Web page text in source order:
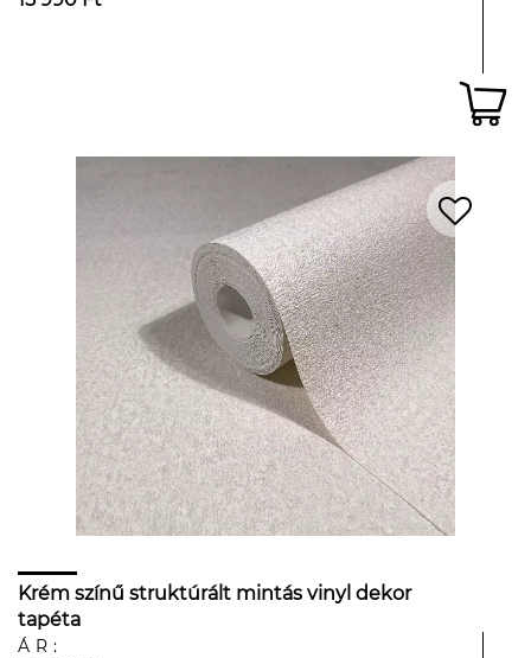
Krém színű struktúrált mintás vinyl dekor
tapéta
ÁR: